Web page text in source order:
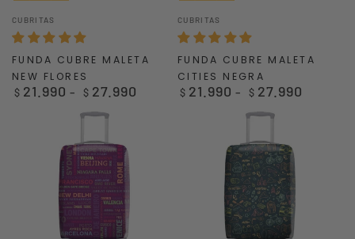
Vendedor:
CUBRITAS
FUNDA CUBRE MALETA
NEW FLORES
Precio
$ 21.990 $ 27.990
Vendedor:
CUBRITAS
FUNDA CUBRE MALETA
CITIES NEGRA
Precio
$ 21.990 $ 27.990